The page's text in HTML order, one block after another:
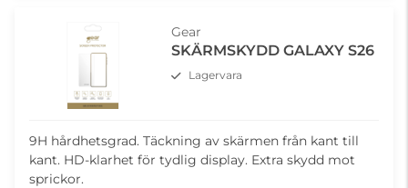
Gear
SKÄRMSKYDD GALAXY S26
Lagervara
9H hårdhetsgrad. Täckning av skärmen från kant till
kant. HD-klarhet för tydlig display. Extra skydd mot
sprickor.